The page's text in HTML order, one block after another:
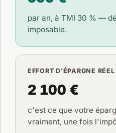
par an, à TMI 30 % —
imposable.
EFFORT D'ÉPARGNE RÉEL
2 100 €
c'est ce que votre
vraiment, une fois